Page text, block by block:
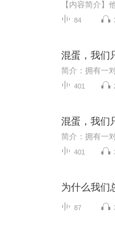
84
混蛋，我们
401
混蛋，我们
401
为什么我们
87